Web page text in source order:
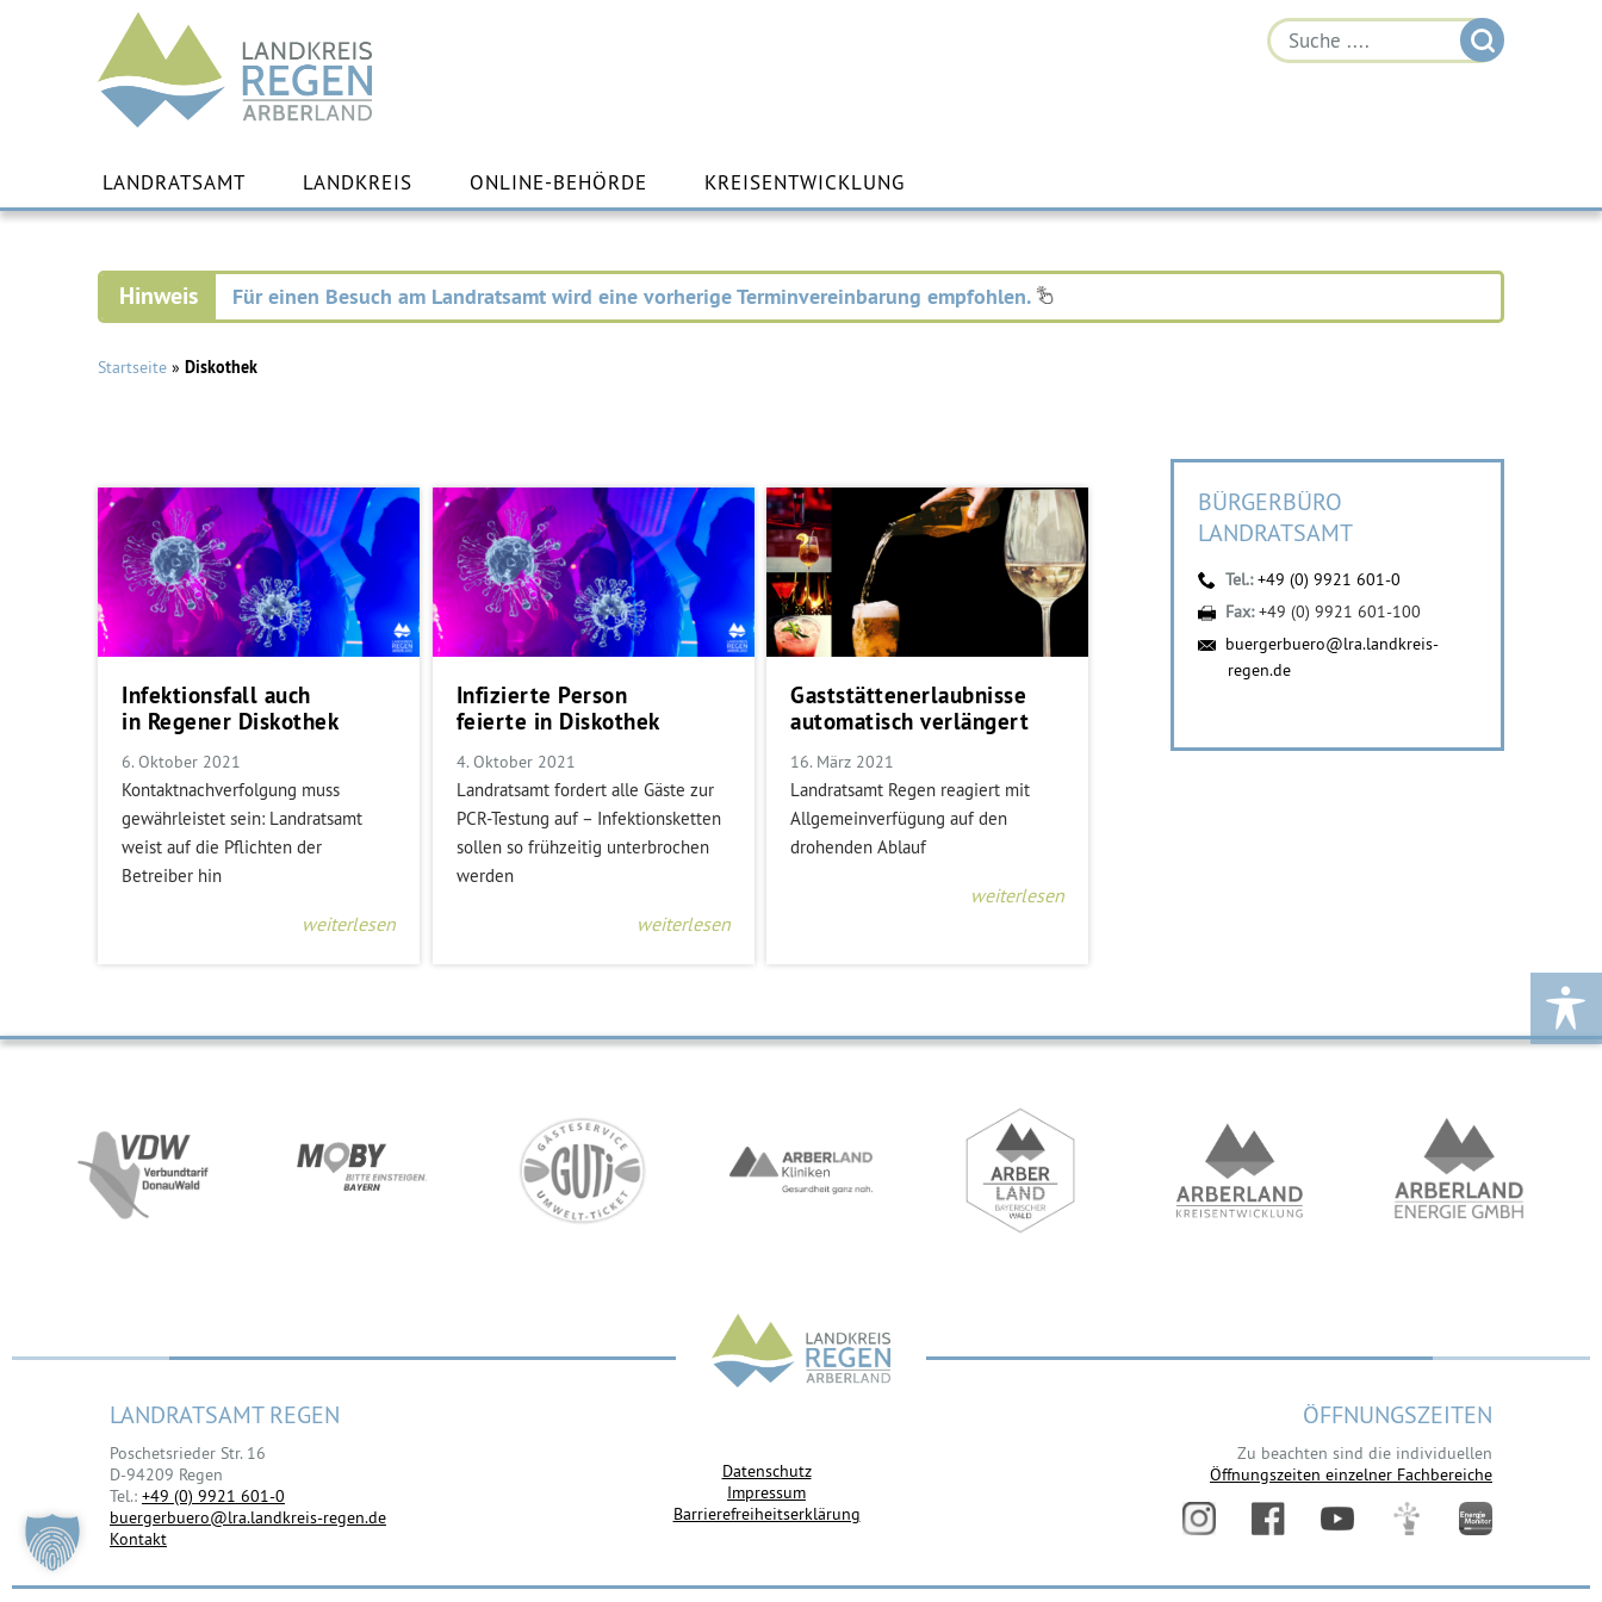
Landkreis
Regen
Inhalt
springen
LANDRATSAMT LANDKREIS ONLINE-BEHÖRDE KREISENTWICKLUNG
Für einen Besuch am Landratsamt wird eine vorherige Terminvereinbarung empfohlen.
Startseite » Diskothek
Infektionsfall auch
in Regener Diskothek
6. Oktober 2021
Kontaktnachverfolgung muss
gewährleistet sein: Landratsamt
weist auf die Pflichten der
Betreiber hin
weiterlesen
Infizierte Person
feierte in Diskothek
4. Oktober 2021
Landratsamt fordert alle Gäste zur
PCR-Testung auf – Infektionsketten
sollen so frühzeitig unterbrochen
werden
weiterlesen
Gaststättenerlaubnisse
automatisch verlängert
16. März 2021
Landratsamt Regen reagiert mit
Allgemeinverfügung auf den
drohenden Ablauf
weiterlesen
BÜRGERBÜRO
LANDRATSAMT
Tel.:+49 (0) 9921 601-0
Fax:+49 (0) 9921 601-100
buergerbuero@lra.landkreis-
regen.de
LANDRATSAMT REGEN
Poschetsrieder Str. 16
D-94209 Regen
Tel.: +49 (0) 9921 601-0
buergerbuero@lra.landkreis-regen.de
Kontakt
Datenschutz
Impressum
Barrierefreiheitserklärung
ÖFFNUNGSZEITEN
Zu beachten sind die individuellen
Öffnungszeiten einzelner Fachbereiche